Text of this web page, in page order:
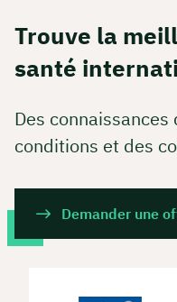
Trouve la
santé
Des connaissances
conditions et des
Demander une